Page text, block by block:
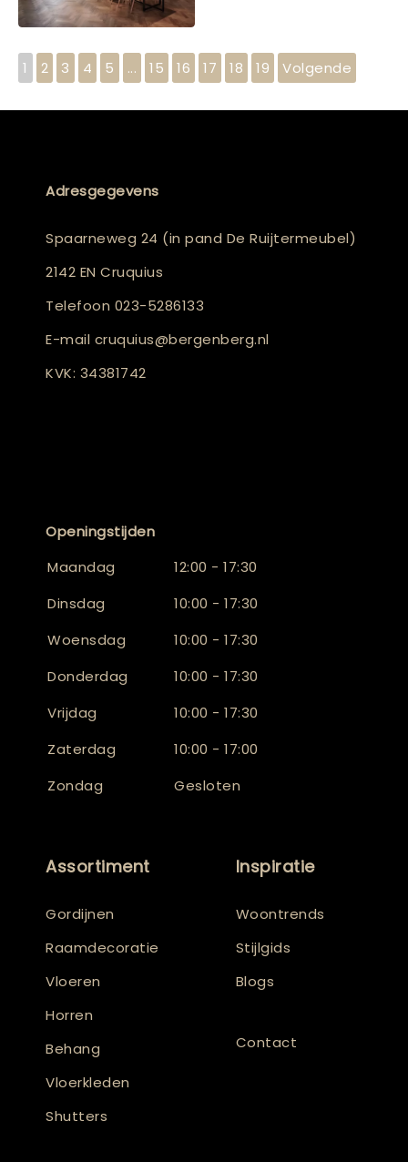
1 2 3 4 5 ... 15 16 17 18 19 Volgende
Adresgegevens
Spaarneweg 24 (in pand De Ruijtermeubel)
2142 EN Cruquius
Telefoon 023-5286133
E-mail cruquius@bergenberg.nl
KVK: 34381742
Openingstijden
Maandag
12:00 - 17:30
Dinsdag
10:00 - 17:30
Woensdag
10:00 - 17:30
Donderdag
10:00 - 17:30
Vrijdag
10:00 - 17:30
Zaterdag
10:00 - 17:00
Zondag
Gesloten
Assortiment
Gordijnen
Raamdecoratie
Vloeren
Horren
Behang
Vloerkleden
Shutters
Inspiratie
Woontrends
Stijlgids
Blogs
Contact